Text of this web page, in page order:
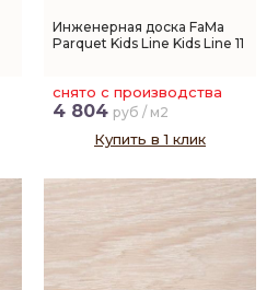
Инженерная доска FaMa
Parquet Kids Line Kids Line 11
снято с производства
4 804 руб / м2
Купить в 1 клик